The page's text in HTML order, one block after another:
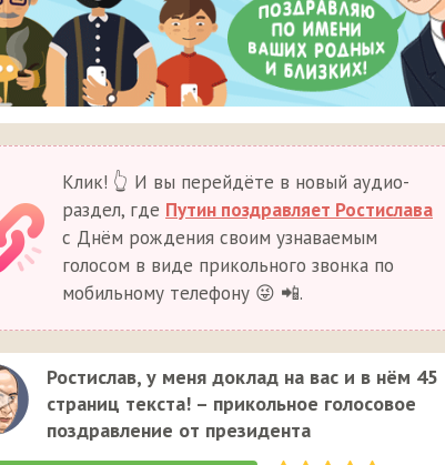
Клик! 👆 И вы перейдёте в новый аудио-
раздел, где Путин поздравляет Ростислава
с Днём рождения своим узнаваемым
голосом в виде прикольного звонка по
мобильному телефону 😜 📲.
Ростислав, у меня доклад на вас и в нём 45
страниц текста! – прикольное голосовое
поздравление от президента